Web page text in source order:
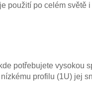
použití po celém světě
potřebujete vysokou
profilu (1U) jej